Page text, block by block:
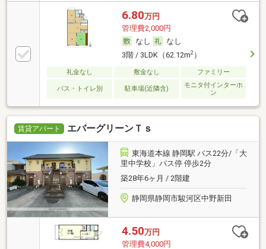
6.80万円
管理費2,000円
なし
なし
3階 / 3LDK（62.12m2）
礼金なし 敷金なし ファミリー
バス・トイレ別 駐車場(近隣含)
モニタ付インターホ
ン
賃貸アパート エバーグリーンＴｓ
東海道本線 静岡駅 バス22分/「大
里中学校」バス停 停歩2分
築28年6ヶ月 / 2階建
静岡県静岡市駿河区中野新田
4.50万円
管理費4,000円